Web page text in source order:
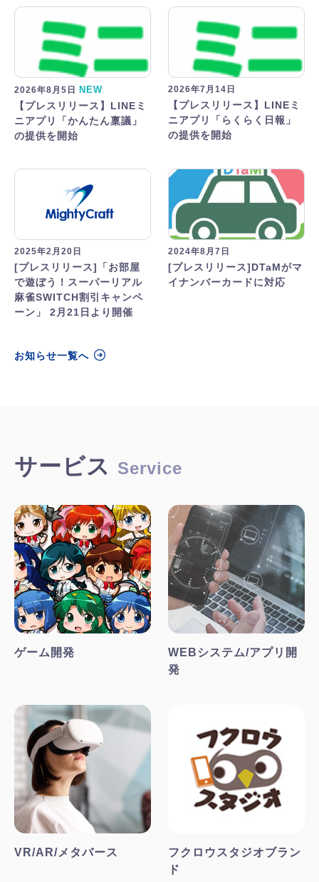
2026年8月5日 NEW
【プレスリリース】LINEミ
ニアプリ「かんたん稟議」
の提供を開始
2026年7月14日
【プレスリリース】LINEミ
ニアプリ「らくらく日報」
の提供を開始
2025年2月20日
[プレスリリース]「お部屋
で遊ぼう！スーパーリアル
麻雀SWITCH割引キャンペ
ーン」 2月21日より開催
2024年8月7日
[プレスリリース]DTaMがマ
イナンバーカードに対応
お知らせ一覧へ
サービス Service
ゲーム開発
WEBシステム/アプリ開
発
VR/AR/メタバース
フクロウスタジオブラン
ド